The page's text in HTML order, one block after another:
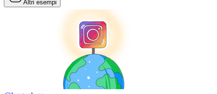
Altri esempi